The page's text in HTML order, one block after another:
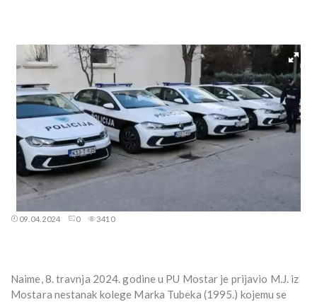
09.04.2024 0 3410
Naime, 8. travnja 2024. godine u PU Mostar je prijavio M.J. iz
Mostara nestanak kolege Marka Tubeka (1995.) kojemu se